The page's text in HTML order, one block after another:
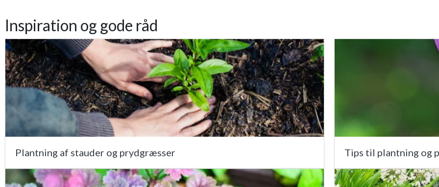
Inspiration og gode råd
Plantning af stauder og prydgræsser Tips til plantning og